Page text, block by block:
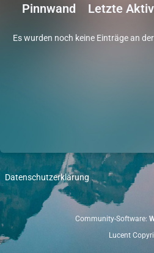
Pinnwand Letzte
Es wurden noch keine Einträge an
Datenschutzerklärung
Community-Software:
Lucent